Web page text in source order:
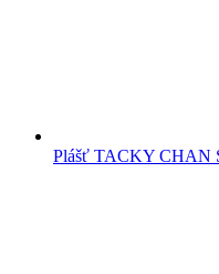
Plášť TACKY CHAN